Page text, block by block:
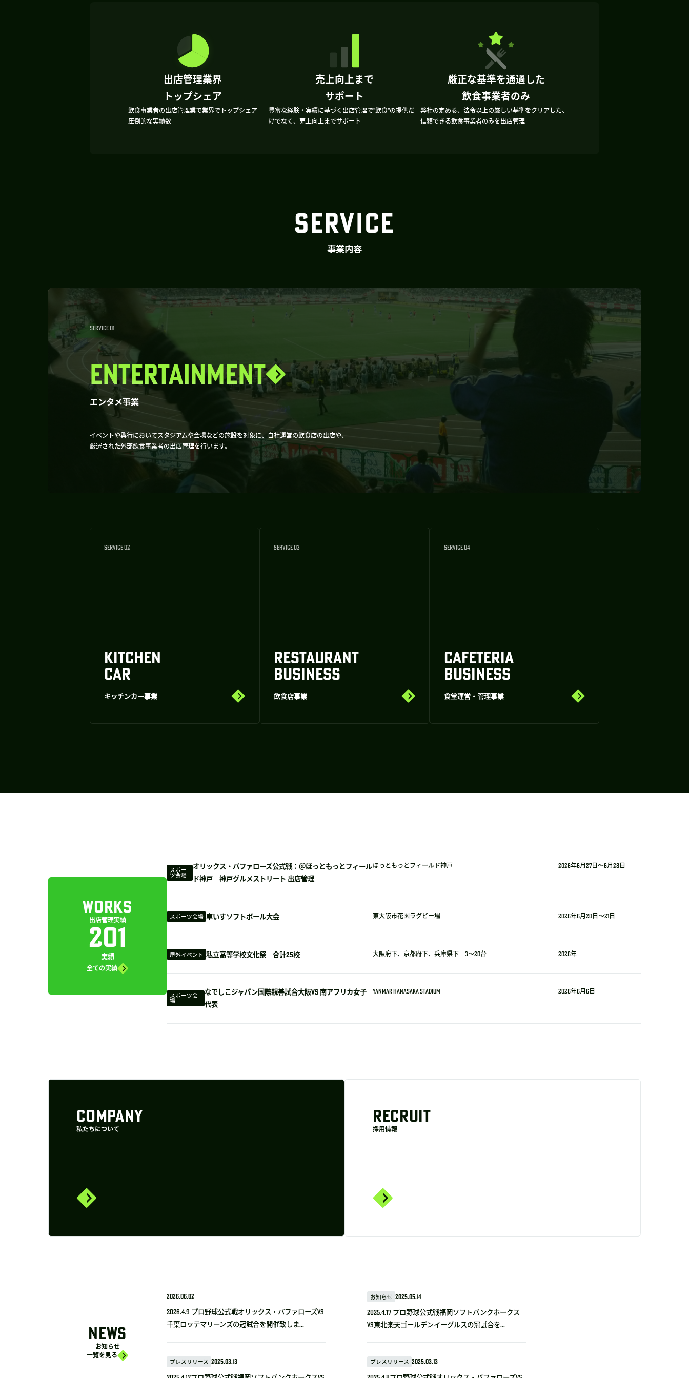
出店管理業界
トップシェア
飲食事業者の出店管理業で業界でトップシェア
圧倒的な実績数
売上向上まで
サポート
豊富な経験・実績に基づく出店管理で”飲食”の提供だ
けでなく、売上向上までサポート
厳正な基準を通過した
飲食事業者のみ
弊社の定める、法令以上の厳しい基準をクリアした、
信頼できる飲食事業者のみを出店管理
SERVICE
事業内容
SERVICE 01
ENTERTAINMENT
エンタメ事業
イベントや興行においてスタジアムや会場などの施設を対象に、自社運営の飲食店の出店や、
厳選された外部飲食事業者の出店管理を行います。
SERVICE 02
KITCHEN
CAR
キッチンカー事業
SERVICE 03
RESTAURANT
BUSINESS
飲食店事業
SERVICE 04
CAFETERIA
BUSINESS
食堂運営・管理事業
WORKS
出店管理実績
201
実績
全ての実績
スポー
ツ会場
オリックス・バファローズ公式戦：＠ほっともっとフィール
ド神戸 神戸グルメストリート 出店管理
ほっともっとフィールド神戸 2026年6月27日～6月28日
スポーツ会場 車いすソフトボール大会 東大阪市花園ラグビー場 2026年6月20日～21日
屋外イベント 私立高等学校文化祭 合計25校 大阪府下、京都府下、兵庫県下 3～20台 2026年
スポーツ会
場
なでしこジャパン国際親善試合大阪VS 南アフリカ女子
代表
YANMAR HANASAKA STADIUM 2026年6月6日
COMPANY
私たちについて
RECRUIT
採用情報
NEWS
お知らせ
一覧を見る
2026.06.02
2026.4.9 プロ野球公式戦オリックス・バファローズvs
千葉ロッテマリーンズの冠試合を開催致しま...
お知らせ 2025.05.14
2025.4.17 プロ野球公式戦福岡ソフトバンクホークス
VS東北楽天ゴールデンイーグルスの冠試合を...
プレスリリース 2025.03.13 プレスリリース 2025.03.13